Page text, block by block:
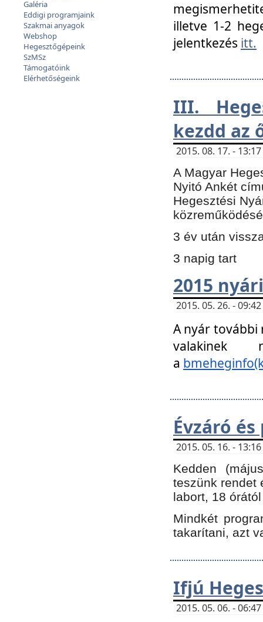
Galéria
Eddigi programjaink
Szakmai anyagok
Webshop
Hegesztőgépeink
SzMSz
Támogatóink
Elérhetőségeink
illetve 1-2
jelentkezés itt.
III.
kezdd az
2015. 08. 17. -
A Magyar
Nyitó Ankét
Hegesztési
3 év után
3 napig tart
2015
2015. 05. 26. -
A nyár további
a
Évzáró
2015. 05. 16. -
Kedden
teszünk rendet
labort, 18
Mindkét
takarítani, azt
Ifjú
2015. 05. 06. -